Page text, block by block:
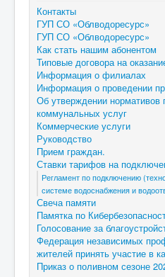
Контакты
ГУП СО «Облводоресурс»
ГУП СО «Облводоресурс»
Как стать нашим абонентом
Типовые договора на
Информация о филиалах
Информация о проведении
Об утверждении нормативов
коммунальных услуг
Коммерческие услуги
Руководство
Прием граждан.
Ставки тарифов на
Регламент по подключению
системе водоснабжения и
Свеча памяти
Памятка по
Голосование за
Федерация независимых
жителей принять участие в
Приказ о поливном сезоне